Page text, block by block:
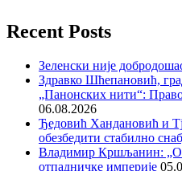
Recent Posts
Зеленски није
Здравко Шћепановић,
„Панонских нити“:
06.08.2026
Ђедовић Хандановић и
обезбедити стабилно
Владимир Кршљанин:
отпадничке империје